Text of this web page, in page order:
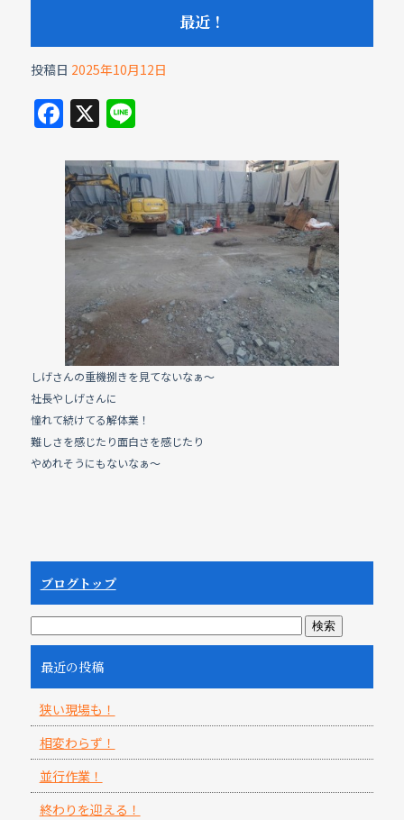
最近！
投稿日 2025年10月12日
F
a
c
e
b
o
o
k
X Li
e
しげさんの重機捌きを見てないなぁ〜
社長やしげさんに
憧れて続けてる解体業！
難しさを感じたり面白さを感じたり
やめれそうにもないなぁ〜
ブログトップ
最近の投稿
狭い現場も！
相変わらず！
並行作業！
終わりを迎える！